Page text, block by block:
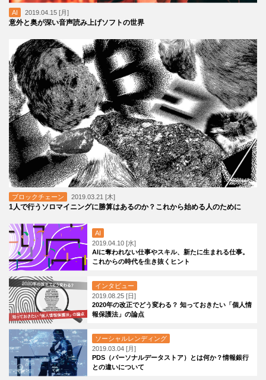
AI 2019.04.15 [月]
意外と奥が深い音声読み上げソフトの世界
ブロックチェーン 2019.03.21 [木]
1人で行うソロマイニングに勝算はあるのか？これから始める人のために
AI
2019.04.10 [水]
AIに奪われない仕事やスキル、新たに生まれる仕事。
これからの時代を生き抜くヒント
インタビュー
2019.08.25 [日]
2020年の改正でどう変わる？ 知っておきたい「個人情
報保護法」の論点
ソーシャルレンディング
2019.03.04 [月]
PDS（パーソナルデータストア）とは何か？情報銀行
との違いについて